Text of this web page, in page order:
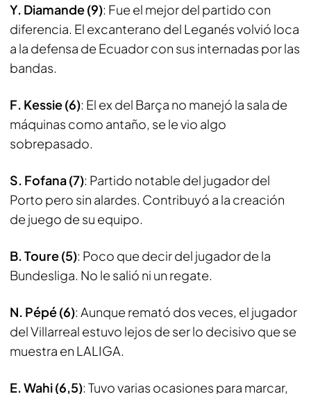
Y. Diamande (9): Fue el mejor del partido con
diferencia. El excanterano del Leganés volvió loca
a la defensa de Ecuador con sus internadas por las
bandas.
F. Kessie (6): El ex del Barça no manejó la sala de
máquinas como antaño, se le vio algo
sobrepasado.
S. Fofana (7): Partido notable del jugador del
Porto pero sin alardes. Contribuyó a la creación
de juego de su equipo.
B. Toure (5): Poco que decir del jugador de la
Bundesliga. No le salió ni un regate.
N. Pépé (6): Aunque remató dos veces, el jugador
del Villarreal estuvo lejos de ser lo decisivo que se
muestra en LALIGA.
E. Wahi (6,5): Tuvo varias ocasiones para marcar,